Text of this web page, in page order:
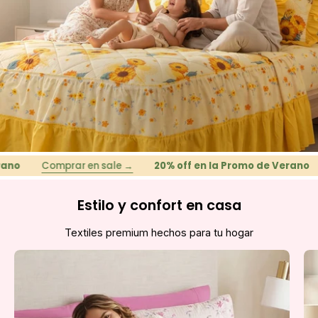
Comprar en sale → 20% off en la Promo de Verano
Estilo y confort en casa
Textiles premium hechos para tu hogar